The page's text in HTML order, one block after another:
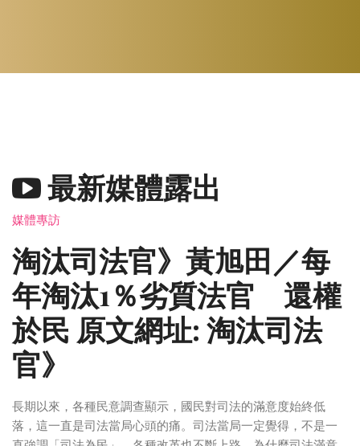
最新媒體露出
媒體專訪
淘汰司法官》黃旭田／每
年淘汰1％劣質法官 還權
於民 原文網址: 淘汰司法
官》
長期以來，各種民意調查顯示，國民對司法的滿意度始終低
落，這一直是司法當局心頭的痛。司法當局一定覺得，不是一